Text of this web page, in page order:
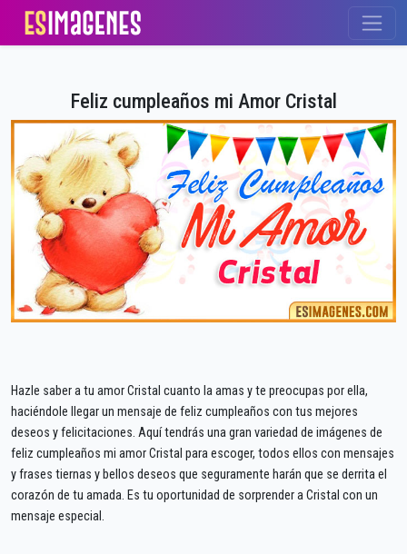
Feliz cumpleaños mi Amor Cristal
Hazle saber a tu amor Cristal cuanto la amas y te preocupas por ella,
haciéndole llegar un mensaje de feliz cumpleaños con tus mejores
deseos y felicitaciones. Aquí tendrás una gran variedad de imágenes de
feliz cumpleaños mi amor Cristal para escoger, todos ellos con mensajes
y frases tiernas y bellos deseos que seguramente harán que se derrita el
corazón de tu amada. Es tu oportunidad de sorprender a Cristal con un
mensaje especial.